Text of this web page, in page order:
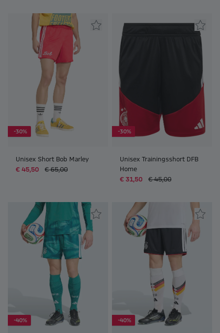
-30%
Unisex Short Bob Marley
€ 45,50
€ 65,00
-30%
Unisex Trainingsshort DFB
Home
€ 31,50
€ 45,00
-40% -40%